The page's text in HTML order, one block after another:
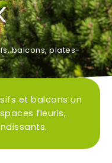
balcons, plates-
et balcons un
fleuris,